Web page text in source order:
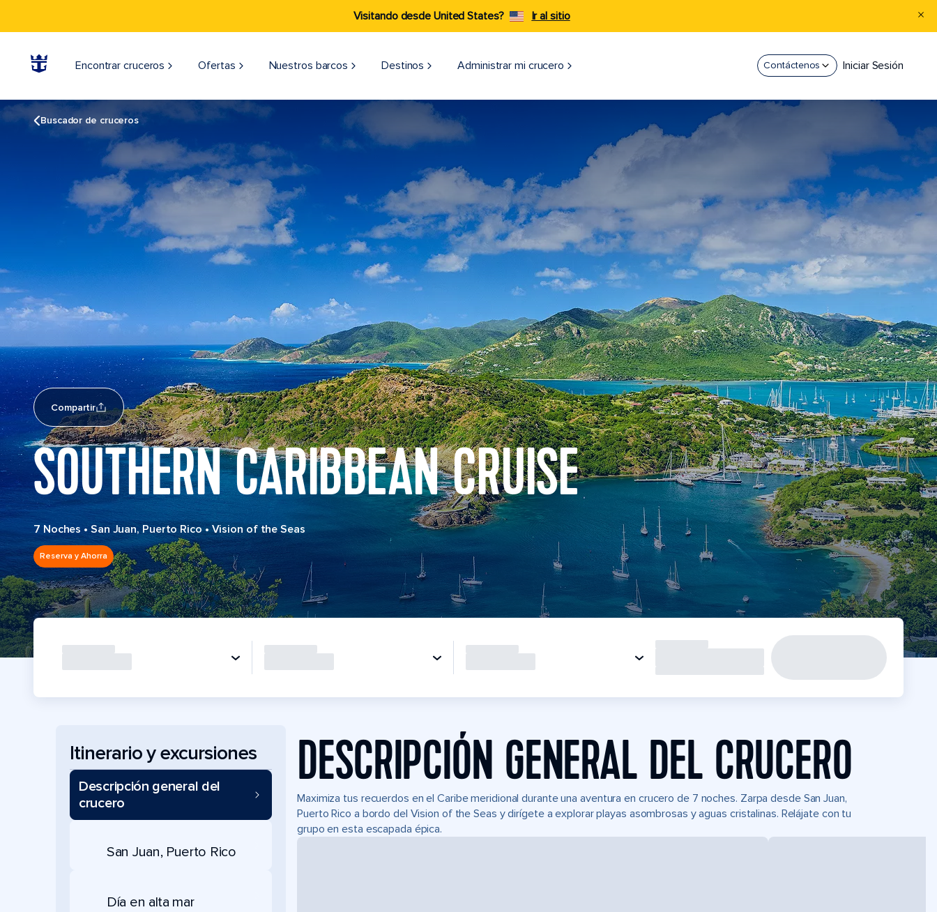
Visitando desde United States? Ir al sitio
Encontrar cruceros Ofertas Nuestros barcos Destinos Administrar mi crucero Contáctenos Iniciar Sesión
Buscador de cruceros
Compartir
SOUTHERN CARIBBEAN CRUISE
7 Noches•San Juan, Puerto Rico•Vision of the Seas
Reserva y Ahorra
Itinerario y excursiones
Descripción general del
crucero
San Juan, Puerto Rico
Día en alta mar
DESCRIPCIÓN GENERAL DEL CRUCERO
Maximiza tus recuerdos en el Caribe meridional durante una aventura en crucero de 7 noches. Zarpa desde San Juan,
Puerto Rico a bordo del Vision of the Seas y dirígete a explorar playas asombrosas y aguas cristalinas. Relájate con tu
grupo en esta escapada épica.